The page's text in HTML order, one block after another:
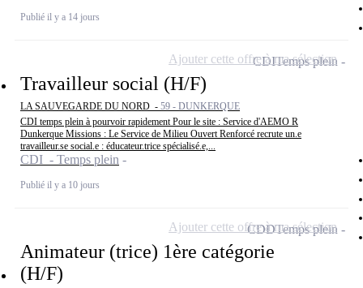
Publié il y a 14 jours
Travailleur social (H/F)
LA SAUVEGARDE DU NORD - 59 - DUNKERQUE
CDI temps plein à pourvoir rapidement Pour le site : Service d'AEMO R
Dunkerque Missions : Le Service de Milieu Ouvert Renforcé recrute un.e
travailleur.se social.e : éducateur.trice spécialisé.e,...
CDI - Temps plein
Publié il y a 10 jours
CDITemps plein
Ajouter cette offre à ma sélection
Animateur (trice) 1ère catégorie
(H/F)
CDDTemps plein
Ajouter cette offre à ma sélection